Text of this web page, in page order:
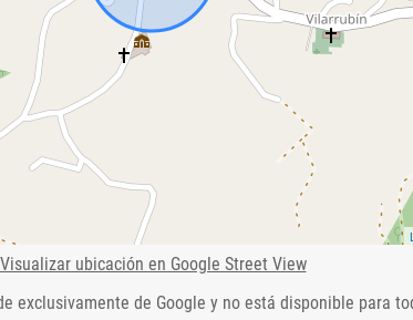
Visualizar ubicación en Google Street View
exclusivamente de Google y no está disponible para